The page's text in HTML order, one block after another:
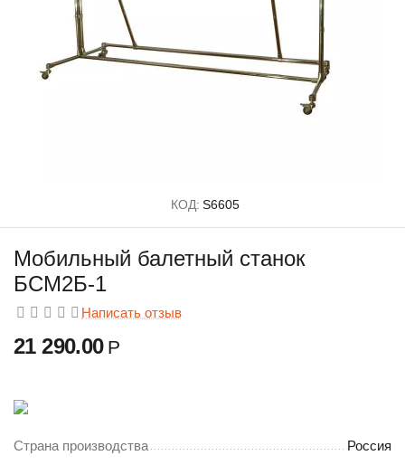
КОД: S6605
Мобильный балетный станок
БСМ2Б-1
Написать отзыв
21 290.00 Р
Страна производства Россия